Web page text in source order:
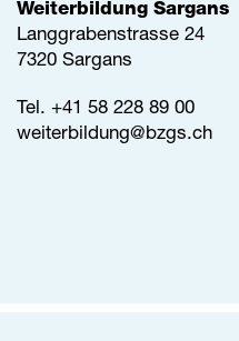
Weiterbildung Sargans
Langgrabenstrasse 24
7320 Sargans
Tel. +41 58 228 89 00
weiterbildung@bzgs.ch